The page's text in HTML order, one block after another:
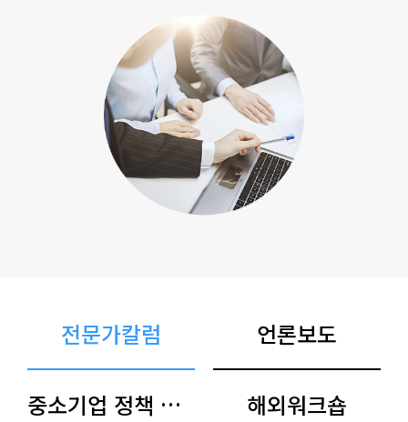
전문가칼럼 언론보도
중소기업 정책 아카이브 해외워크숍